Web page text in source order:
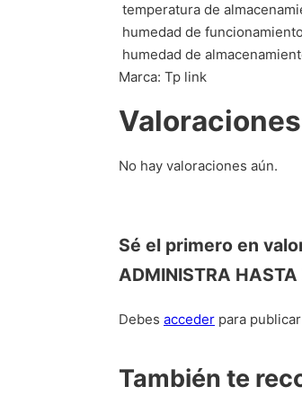
 temperatura de
 humedad de
 humedad de
Marca: Tp link
Valoraciones
No hay valoraciones aún.
Sé el primero en
ADMINISTRA
Debes acceder para
También te